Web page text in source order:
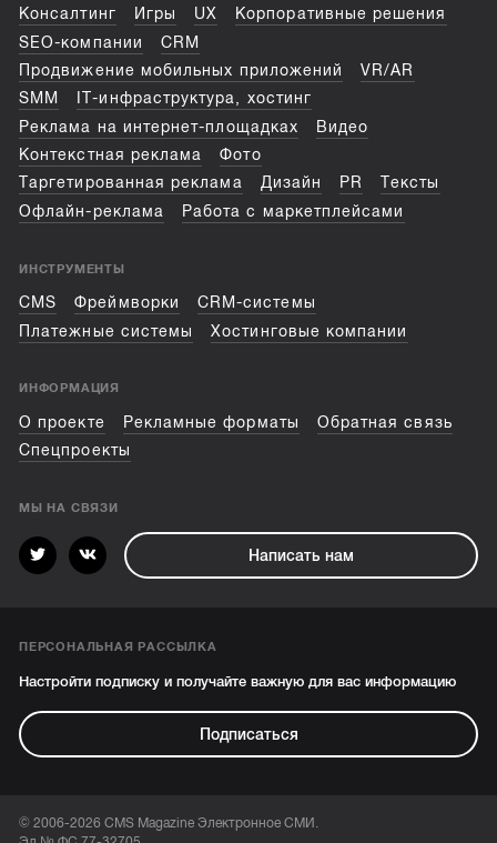
Консалтинг
Игры UX
Корпоративные решения
SEO-компании
CRM
Продвижение мобильных приложений
VR/AR
SMM
IT-инфраструктура, хостинг
Реклама на интернет-площадках
Видео
Контекстная реклама
Фото
Таргетированная реклама
Дизайн PR
Тексты
Офлайн-реклама
Работа с маркетплейсами
ИНСТРУМЕНТЫ
CMS Фреймворки
CRM-системы
Платежные системы
Хостинговые компании
ИНФОРМАЦИЯ
О проекте Рекламные форматы
Обратная связь
Спецпроекты
МЫ НА СВЯЗИ
Написать нам
ПЕРСОНАЛЬНАЯ РАССЫЛКА
Настройти подписку и получайте важную для вас информацию
Подписаться
© 2006-2026 CMS Magazine Электронное СМИ.